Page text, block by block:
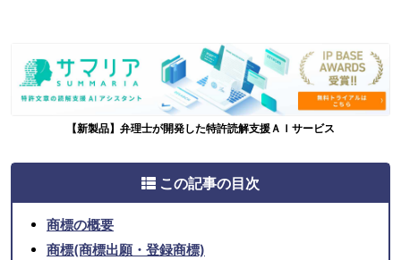
【新製品】弁理士が開発した特許読解支援ＡＩサービス
この記事の目次
商標の概要
商標(商標出願・登録商標)